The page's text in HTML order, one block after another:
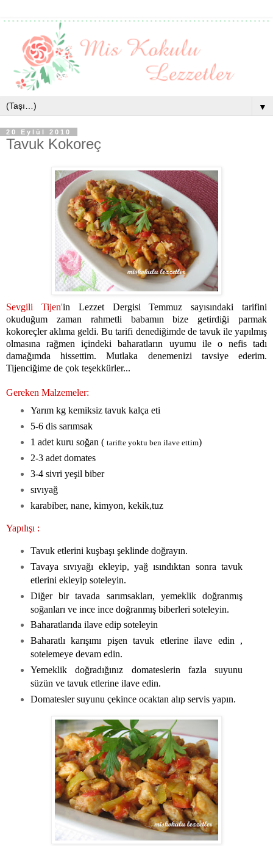
▼
20 Eylül 2010
Tavuk Kokoreç
Sevgili Tijen'in Lezzet Dergisi Temmuz sayısındaki tarifini
okuduğum zaman rahmetli babamın bize getirdiği parmak
kokoreçler aklıma geldi. Bu tarifi denediğimde de tavuk ile yapılmış
olmasına rağmen içindeki baharatların uyumu ile o nefis tadı
damağımda hissettim. Mutlaka denemenizi tavsiye ederim.
Tijenciğime de çok teşekkürler...
Gereken Malzemeler:
Yarım kg kemiksiz tavuk kalça eti
5-6 dis sarımsak
1 adet kuru soğan ( tarifte yoktu ben ilave ettim)
2-3 adet domates
3-4 sivri yeşil biber
sıvıyağ
karabiber, nane, kimyon, kekik,tuz
Yapılışı :
Tavuk etlerini kuşbaşı şeklinde doğrayın.
Tavaya sıvıyağı ekleyip, yağ ısındıktan sonra tavuk
etlerini ekleyip soteleyin.
Diğer bir tavada sarımsakları, yemeklik doğranmış
soğanları ve ince ince doğranmış biberleri soteleyin.
Baharatlarıda ilave edip soteleyin
Baharatlı karışımı pişen tavuk etlerine ilave edin ,
sotelemeye devam edin.
Yemeklik doğradığınız domateslerin fazla suyunu
süzün ve tavuk etlerine ilave edin.
Domatesler suyunu çekince ocaktan alıp servis yapın.